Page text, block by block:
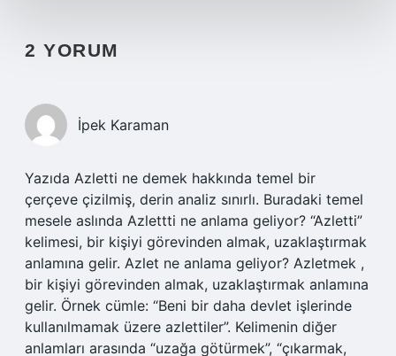
2 YORUM
İpek Karaman
Yazıda Azletti ne demek hakkında temel bir
çerçeve çizilmiş, derin analiz sınırlı. Buradaki temel
mesele aslında Azlettti ne anlama geliyor? “Azletti”
kelimesi, bir kişiyi görevinden almak, uzaklaştırmak
anlamına gelir. Azlet ne anlama geliyor? Azletmek ,
bir kişiyi görevinden almak, uzaklaştırmak anlamına
gelir. Örnek cümle: “Beni bir daha devlet işlerinde
kullanılmamak üzere azlettiler”. Kelimenin diğer
anlamları arasında “uzağa götürmek”, “çıkarmak,